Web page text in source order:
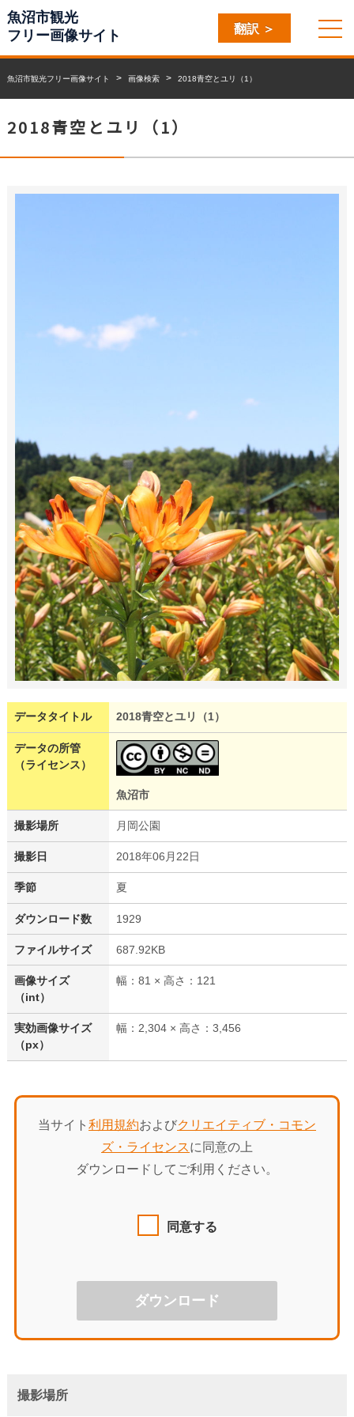
魚沼市観光
フリー画像サイト
魚沼市観光フリー画像サイト 画像検索 2018青空とユリ（1）
2018青空とユリ（1）
データタイトル 2018青空とユリ（1）
データの所管
（ライセンス）
魚沼市
撮影場所 月岡公園
撮影日 2018年06月22日
季節 夏
ダウンロード数 1929
ファイルサイズ 687.92KB
画像サイズ
（int）
幅：81 × 高さ：121
実効画像サイズ
（px）
幅：2,304 × 高さ：3,456
当サイト 利用規約およびクリエイティブ・コモン
ズ・ライセンスに同意の上
ダウンロードしてご利用ください。
同意する
撮影場所
翻訳 ＞